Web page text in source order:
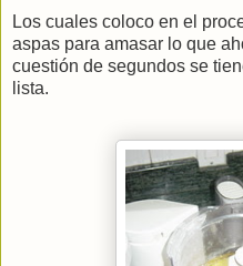
Los cuales coloco en el
aspas para amasar lo que
cuestión de segundos se
lista.